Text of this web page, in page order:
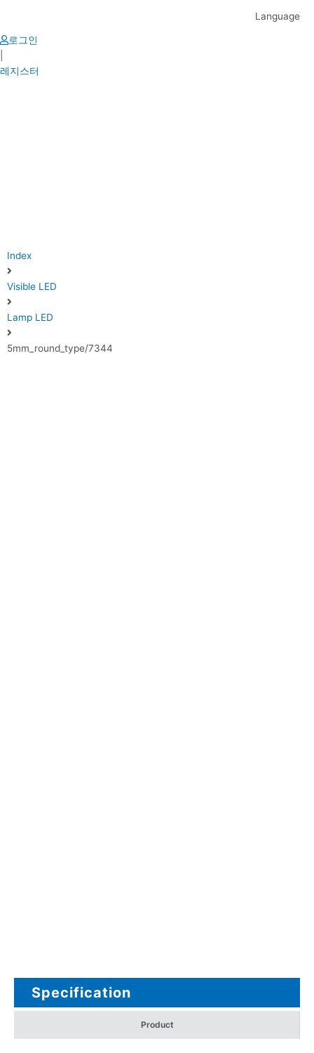
content
Language
로그인
레지스터
Index
Visible LED
Lamp LED
5mm_round_type/7344
Specification
Product